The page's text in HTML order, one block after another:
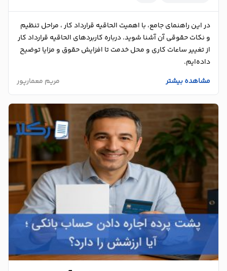
در این راهنمای جامع، با اهمیت الحاقیه قرارداد کار ، مراحل تنظیم
و نکات حقوقی آن آشنا شوید. درباره کاربردهای الحاقیه قرارداد کار
از تغییر ساعات کاری و محل خدمت تا افزایش حقوق و مزایا توضیح
داده‌ایم.
مشاهده بیشتر
مریم معمارپور